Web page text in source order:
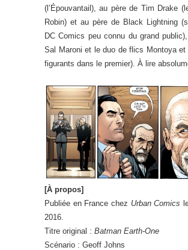
(l’Épouvantail), au père de Tim Drake
Robin) et au père de Black Lightning
DC Comics peu connu du grand
Sal Maroni et le duo de flics Montoya et
figurants dans le premier). À lire
[À propos]
Publiée en France chez Urban Comics
2016.
Titre original : Batman Earth-One
Scénario : Geoff Johns